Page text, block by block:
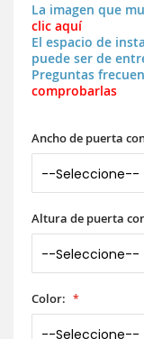
La imagen que
clic aquí
El espacio de
puede ser de
Preguntas
comprobarlas
Ancho de puerta
Altura de puerta
Color: